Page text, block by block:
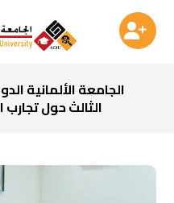
الجامعة الألمانية
الثالث حول